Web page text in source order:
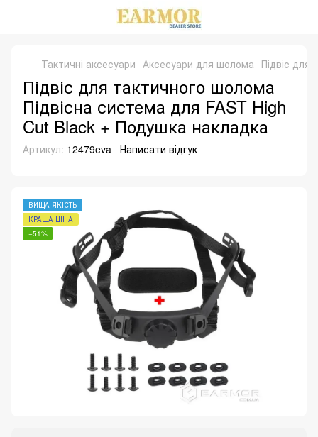
Тактичні аксесуари Аксесуари для шолома Підвіс
Підвіс для тактичного шолома
Підвісна система для FAST High
Cut Black + Подушка накладка
Артикул: 12479eva Написати відгук
ВИЩА ЯКІСТЬ
КРАЩА ЦІНА
−51%